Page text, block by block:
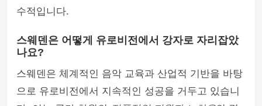
수적입니다.
스웨덴은 어떻게 유로비전에서 강자로 자리잡았
나요?
스웨덴은 체계적인 음악 교육과 산업적 기반을 바탕
으로 유로비전에서 지속적인 성공을 거두고 있습니